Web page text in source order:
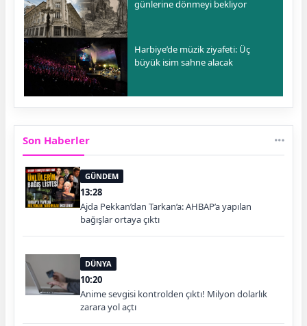
günlerine dönmeyi bekliyor
Harbiye’de müzik ziyafeti: Üç
büyük isim sahne alacak
Son Haberler
GÜNDEM
13:28
Ajda Pekkan’dan Tarkan’a: AHBAP’a yapılan
bağışlar ortaya çıktı
DÜNYA
10:20
Anime sevgisi kontrolden çıktı! Milyon dolarlık
zarara yol açtı